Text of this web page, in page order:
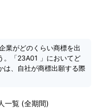
業がどのくらい商標を出
。「23A01 」においてど
は、自社が商標出願する際
一覧 (全期間)